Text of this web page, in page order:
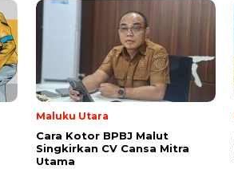
Maluku Utara
Cara Kotor BPBJ Malut
Singkirkan CV Cansa Mitra
Utama